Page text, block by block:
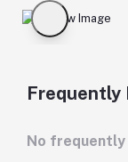
Frequently
No